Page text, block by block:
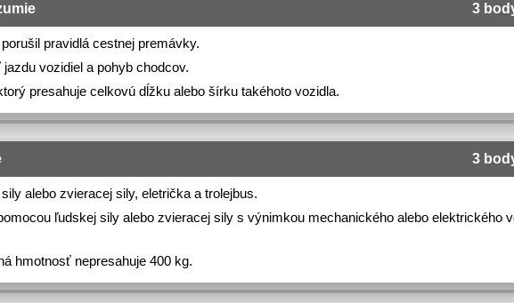
3
pravidlá cestnej premávky.
vozidiel a pohyb chodcov.
presahuje celkovú dĺžku alebo šírku takéhoto vozidla.
3
alebo zvieracej sily, eletrička a trolejbus.
ľudskej sily alebo zvieracej sily s výnimkou mechanického alebo elektrického
hmotnosť nepresahuje 400 kg.